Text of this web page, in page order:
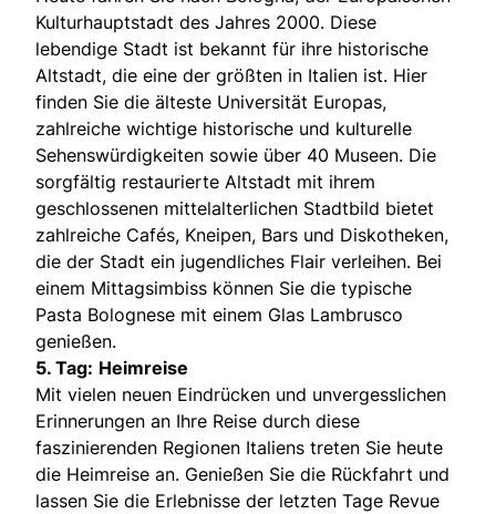
Kulturhauptstadt des Jahres 2000. Diese
lebendige Stadt ist bekannt für ihre historische
Altstadt, die eine der größten in Italien ist. Hier
finden Sie die älteste Universität Europas,
zahlreiche wichtige historische und kulturelle
Sehenswürdigkeiten sowie über 40 Museen. Die
sorgfältig restaurierte Altstadt mit ihrem
geschlossenen mittelalterlichen Stadtbild bietet
zahlreiche Cafés, Kneipen, Bars und Diskotheken,
die der Stadt ein jugendliches Flair verleihen. Bei
einem Mittagsimbiss können Sie die typische
Pasta Bolognese mit einem Glas Lambrusco
genießen.
5. Tag: Heimreise
Mit vielen neuen Eindrücken und unvergesslichen
Erinnerungen an Ihre Reise durch diese
faszinierenden Regionen Italiens treten Sie heute
die Heimreise an. Genießen Sie die Rückfahrt und
lassen Sie die Erlebnisse der letzten Tage Revue